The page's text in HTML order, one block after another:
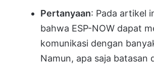
Pertanyaan: Pada artikel
bahwa ESP-NOW dapat
komunikasi dengan
Namun, apa saja batasan